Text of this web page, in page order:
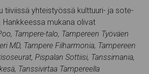
tiiviissä yhteistyössä kulttuuri- ja sote-
mukana olivat
Tampere-talo, Tampereen Työväen
MD, Tampere Filharmonia, Tampereen
Pispalan Sottiisi, Tanssimania,
Tanssivirtaa Tampereella